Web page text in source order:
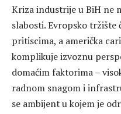
Kriza industrije u BiH ne
slabosti. Evropsko tržište
pritiscima, a američka
komplikuje izvoznu
domaćim faktorima –
radnom snagom i
se ambijent u kojem je